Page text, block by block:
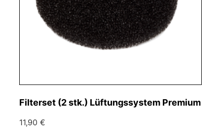
Filterset (2 stk.) Lüftungssystem Premium
11,90 €